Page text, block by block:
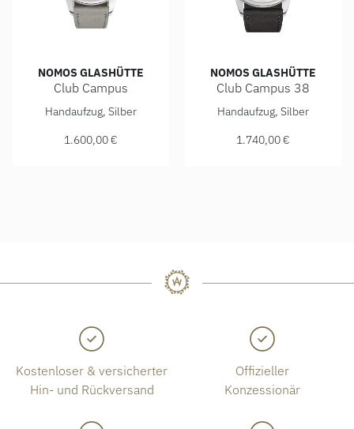
NOMOS GLASHÜTTE
Club Campus
NOMOS Glashütte Club Campus, Ref: 709, Preis: 1.600,00 €
Handaufzug, Silber
1.600,00 €
NOMOS GLASHÜTTE
Club Campus 38
NOMOS Glashütte Club
Handaufzug, Silber
1.740,00 €
Kostenloser & versicherter
Hin- und Rückversand
Offizieller
Konzessionär